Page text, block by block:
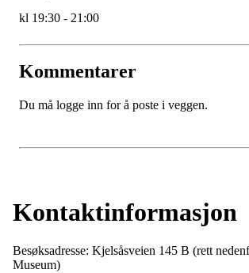
kl 19:30 - 21:00
Kommentarer
Du må logge inn for å poste i veggen.
Kontaktinformasjon
Besøksadresse: Kjelsåsveien 145 B (rett
Museum)